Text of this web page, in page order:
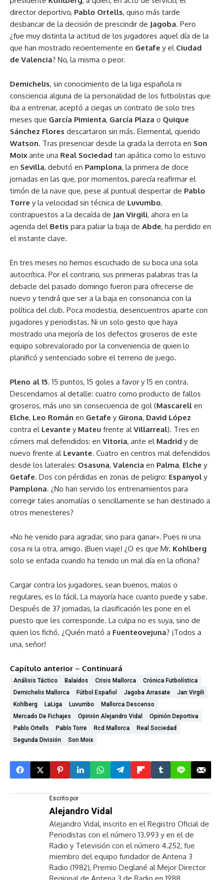
director deportivo, Pablo Ortells, quiso más tarde
desbancar de la decisión de prescindir de Jagoba. Pero
¿fue muy distinta la actitud de los jugadores aquel día de la
que han mostrado recientemente en Getafe y el Ciudad
de Valencia? No, la misma o peor.
Demichelis, sin conocimiento de la liga española ni
consciencia alguna de la personalidad de los futbolistas que
iba a entrenar, aceptó a ciegas un contrato de solo tres
meses que García Pimienta, García Plaza o Quique
Sánchez Flores descartaron sin más. Elemental, querido
Watson. Tras presenciar desde la grada la derrota en Son
Moix ante una Real Sociedad tan apática como lo estuvo
en Sevilla, debutó en Pamplona, la primera de doce
jornadas en las que, por momentos, parecía reafirmar el
timón de la nave que, pese al puntual despertar de Pablo
Torre y la velocidad sin técnica de Luvumbo,
contrapuestos a la decaída de Jan Virgili, ahora en la
agenda del Betis para paliar la baja de Abde, ha perdido en
el instante clave.
En tres meses no hemos escuchado de su boca una sola
autocrítica. Por el contrario, sus primeras palabras tras la
debacle del pasado domingo fueron para ofrecerse de
nuevo y tendrá que ser a la baja en consonancia con la
política del club. Poca modestia, desencuentros aparte con
jugadores y periodistas. Ni un solo gesto que haya
mostrado una mejoría de los defectos groseros de este
equipo sobrevalorado por la conveniencia de quien lo
planificó y sentenciado sobre el terreno de juego.
Pleno al 15. 15 puntos, 15 goles a favor y 15 en contra.
Descendamos al detalle: cuatro como producto de fallos
groseros, más uno sin consecuencia de gol (Mascarell en
Elche, Leo Román en Getafe y Girona, David López
contra el Levante y Mateu frente alVillarreal). Tres en
córners mal defendidos: en Vitoria, ante el Madrid y de
nuevo frente al Levante. Cuatro en centros mal defendidos
desde los laterales: Osasuna, Valencia en Palma, Elche y
Getafe. Dos con pérdidas en zonas de peligro: Espanyol y
Pamplona. ¿No han servido los entrenamientos para
corregir tales anomalías o sencillamente se han destinado a
otros menesteres?
«No he venido para agradar, sino para ganar». Pues ni una
cosa ni la otra, amigo. ¡Buen viaje! ¿O es que Mr. Kohlberg
solo se enfada cuando ha tenido un mal día en la oficina?
Cargar contra los jugadores, sean buenos, malos o
regulares, es lo fácil. La mayoría hace cuanto puede y sabe.
Después de 37 jornadas, la clasificación les pone en el
puesto que les corresponde. La culpa no es suya, sino de
quien los fichó. ¿Quién mató a Fuenteovejuna? ¡Todos a
una, señor!
Capítulo anterior – Continuará
Análisis Táctico Balaídos Crisis Mallorca
Crónica Futbolística
Demichelis Mallorca
Fútbol Español Jagoba Arrasate
Jan Virgili
Kohlberg
LaLiga Luvumbo
Mallorca Descenso
Mercado De Fichajes
Opinión Alejandro Vidal
Opinión Deportiva
Pablo Ortells
Pablo Torre Rcd Mallorca
Real Sociedad
Segunda División
Son Moix
Escrito por
Alejandro Vidal
Alejandro Vidal, inscrito en el Registro Oficial de
Periodistas con el número 13.993 y en el de
Radio y Televisión con el número 4.252, fue
miembro del equipo fundador de Antena 3
Radio (1982), Premio Deglané al Mejor Director